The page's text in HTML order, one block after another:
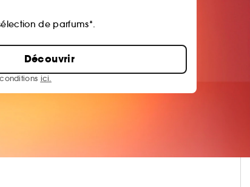
de parfums*.
Découvrir
ici.